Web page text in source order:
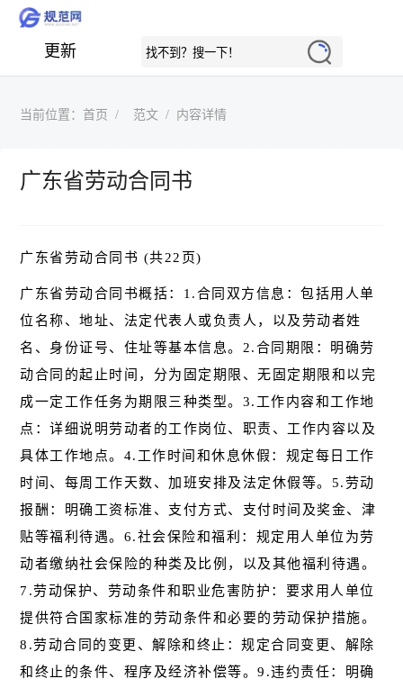
更新
当前位置： 首页 范文 内容详情
广东省劳动合同书
广东省劳动合同书 (共22页)
广东省劳动合同书概括：1.合同双方信息：包括用人单
位名称、地址、法定代表人或负责人，以及劳动者姓
名、身份证号、住址等基本信息。2.合同期限：明确劳
动合同的起止时间，分为固定期限、无固定期限和以完
成一定工作任务为期限三种类型。3.工作内容和工作地
点：详细说明劳动者的工作岗位、职责、工作内容以及
具体工作地点。4.工作时间和休息休假：规定每日工作
时间、每周工作天数、加班安排及法定休假等。5.劳动
报酬：明确工资标准、支付方式、支付时间及奖金、津
贴等福利待遇。6.社会保险和福利：规定用人单位为劳
动者缴纳社会保险的种类及比例，以及其他福利待遇。
7.劳动保护、劳动条件和职业危害防护：要求用人单位
提供符合国家标准的劳动条件和必要的劳动保护措施。
8.劳动合同的变更、解除和终止：规定合同变更、解除
和终止的条件、程序及经济补偿等。9.违约责任：明确